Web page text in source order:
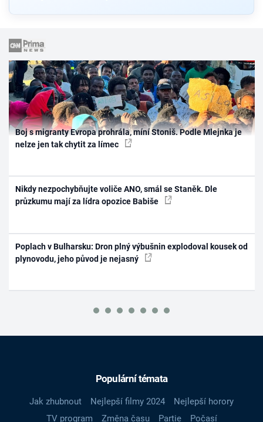
Boj s migranty Evropa prohrála, míní Stoniš. Podle Mlejnka je
nelze jen tak chytit za límec
Nikdy nezpochybňujte voliče ANO, smál se Staněk. Dle
průzkumu mají za lídra opozice Babiše
Poplach v Bulharsku: Dron plný výbušnin explodoval kousek od
plynovodu, jeho původ je nejasný
Populární témata
Jak zhubnout Nejlepší filmy 2024
Nejlepší horory
TV program
Změna času Partie
Počasí